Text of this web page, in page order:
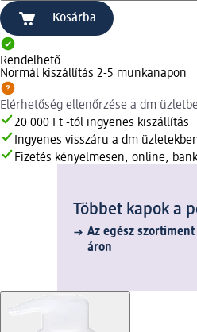
Kosárba
Rendelhető
Normál kiszállítás 2-5 munkanapon
Elérhetőség ellenőrzése a dm
20 000 Ft -tól ingyenes kiszállítás
Ingyenes visszáru a dm
Fizetés kényelmesen, online,
Többet kapok a
Az egész
áron